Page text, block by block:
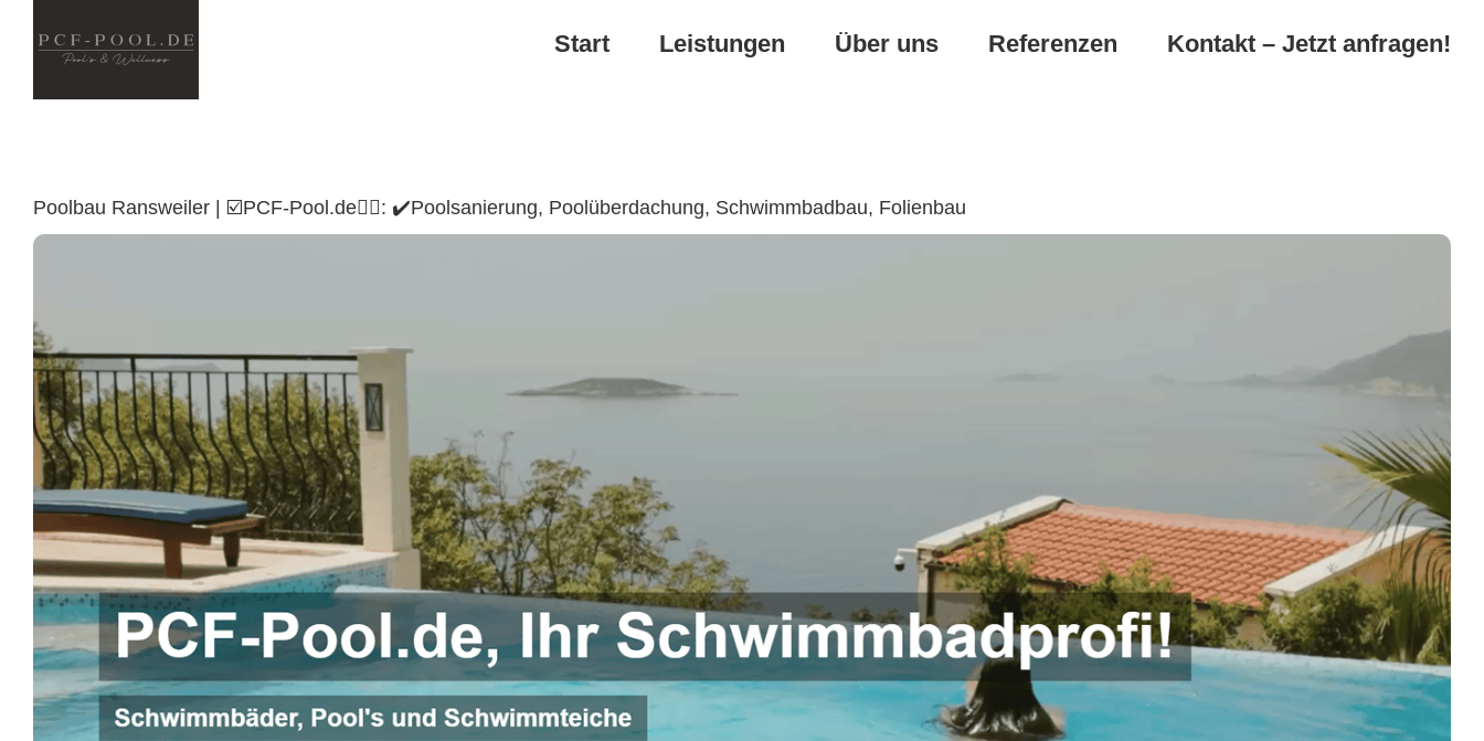
Start Leistungen Über uns Referenzen Kontakt – Jetzt anfragen!
Poolbau Ransweiler | ☑️PCF-Pool.de🏊🏼: ✔️Poolsanierung, Poolüberdachung, Schwimmbadbau, Folienbau